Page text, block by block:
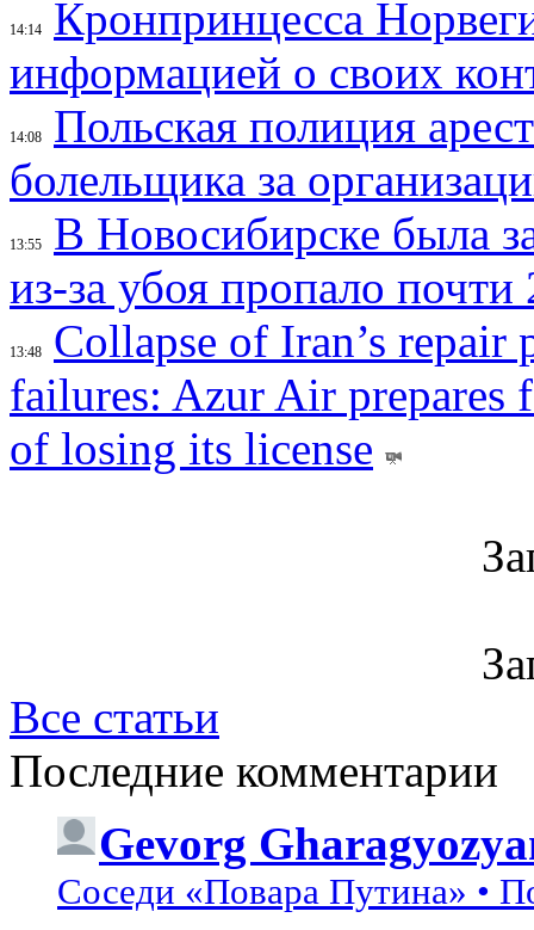
14:14
Кронпринцесса
информацией о своих
14:08
Польская полиция
болельщика за
13:55
В Новосибирске была
из-за убоя пропало почти
13:48
Collapse of Iran’s repair
failures: Azur Air prepares
of losing its license
Все статьи
Последние комментарии
Gevorg
Соседи «Повара Путина» •